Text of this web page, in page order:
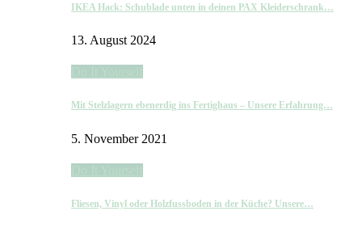
IKEA Hack: Schublade unten in deinen PAX Kleiderschrank…
13. August 2024
Mit Stelzlagern ebenerdig ins Fertighaus – Unsere Erfahrung…
5. November 2021
Fliesen, Vinyl oder Holzfussboden in der Küche? Unsere…